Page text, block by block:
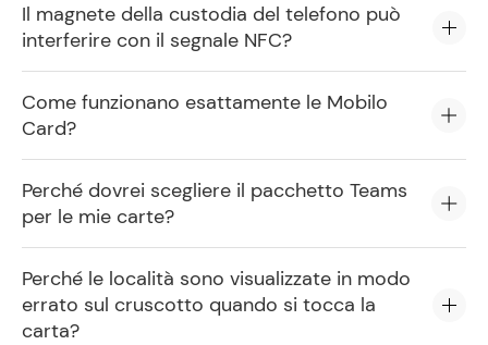
Il magnete della custodia del telefono può
interferire con il segnale NFC?
Come funzionano esattamente le Mobilo
Card?
Perché dovrei scegliere il pacchetto Teams
per le mie carte?
Perché le località sono visualizzate in modo
errato sul cruscotto quando si tocca la
carta?